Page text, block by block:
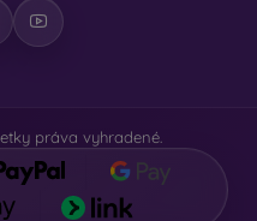
práva vyhradené.